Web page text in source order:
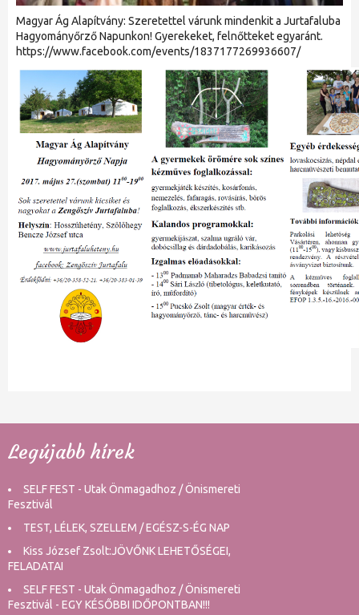
Magyar Ág Alapítvány: Szeretettel várunk mindenkit a Jurtafaluba
Hagyományőrző Napunkon! Gyerekeket, felnőtteket egyaránt.
https://www.facebook.com/events/1837177269936607/
Legújabb hírek
SELF FEST - Utak Önmagadhoz / Önismereti
Fesztivál
TEST, LÉLEK, SZELLEM / EGÉSZ-S-ÉG NAP
Kiss József Zsolt:JÖVŐNK LEHETŐSÉGEI,
FELADATAI
SELF FEST - Utak Önmagadhoz / Önismereti
Fesztivál - EGY KÉSŐBBI IDŐPONTBAN!!!